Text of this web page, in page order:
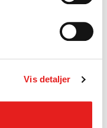
Vis detaljer